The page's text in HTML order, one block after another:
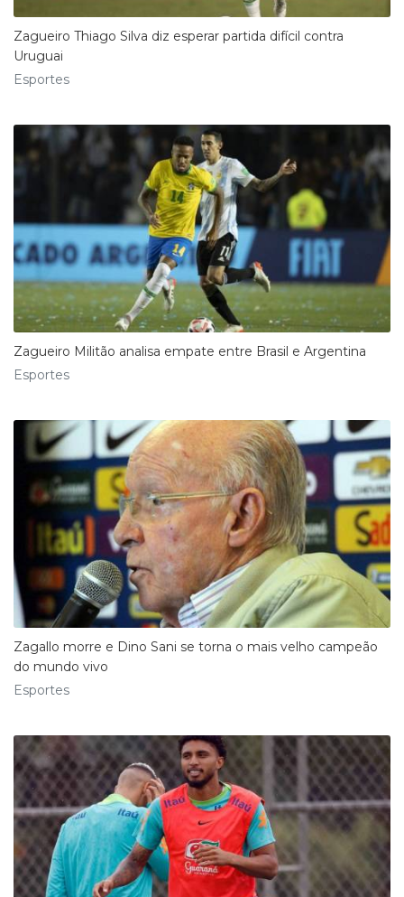
Zagueiro Thiago Silva diz esperar partida difícil contra
Uruguai
Esportes
Zagueiro Militão analisa empate entre Brasil e Argentina
Esportes
Zagallo morre e Dino Sani se torna o mais velho campeão
do mundo vivo
Esportes